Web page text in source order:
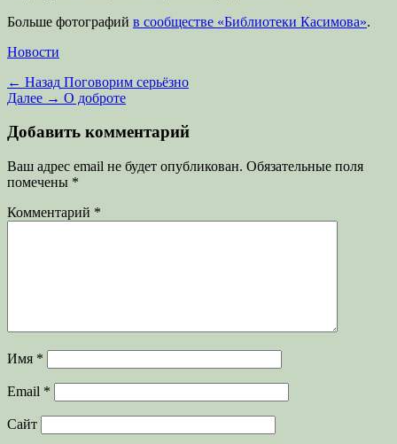
Больше фотографий в сообществе «Библиотеки Касимова».
Категории
Новости
Навигация
по
записям
← Назад Предыдущая
запись:
Поговорим серьёзно
Далее → Следующая
О доброте
Добавить комментарий
Ваш адрес email не будет опубликован. Обязательные поля
помечены *
Комментарий *
Имя *
Email *
Сайт